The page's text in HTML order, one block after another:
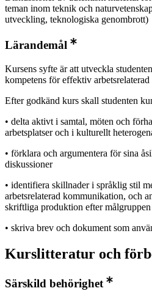
teman inom teknik och
utveckling, teknologiska genombrott)
Lärandemål
Kursens syfte är att utveckla
kompetens för effektiv
Efter godkänd kurs skall studenten
• delta aktivt i samtal, möten och
arbetsplatser och i kulturellt
• förklara och argumentera för sina
diskussioner
• identifiera skillnader i språklig stil
arbetsrelaterad kommunikation, och
skriftliga produktion efter målgruppen
• skriva brev och dokument som
Kurslitteratur och
Särskild behörighet